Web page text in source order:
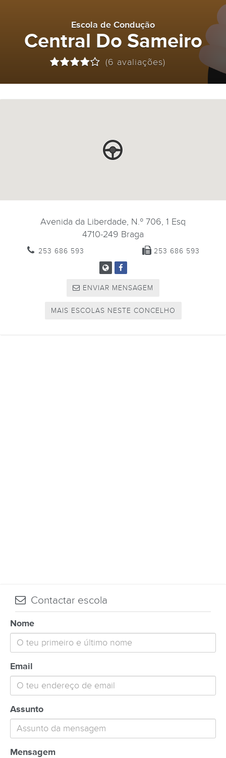
Escola de Condução
Central Do Sameiro
(6 avaliações)
Avenida da Liberdade, N.º 706, 1 Esq
4710-249 Braga
253 686 593 253 686 593
ENVIAR MENSAGEM
MAIS ESCOLAS NESTE CONCELHO
Contactar escola
Nome
Email
Assunto
Mensagem